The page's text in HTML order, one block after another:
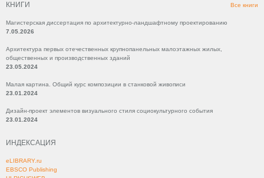
КНИГИ Все книги
Магистерская диссертация по архитектурно-ландшафтному проектированию
7.05.2026
Архитектура первых отечественных крупнопанельных малоэтажных жилых,
общественных и производственных зданий
23.05.2024
Малая картина. Общий курс композиции в станковой живописи
23.01.2024
Дизайн-проект элементов визуального стиля социокультурного события
23.01.2024
ИНДЕКСАЦИЯ
eLIBRARY.ru
EBSCO Publishing